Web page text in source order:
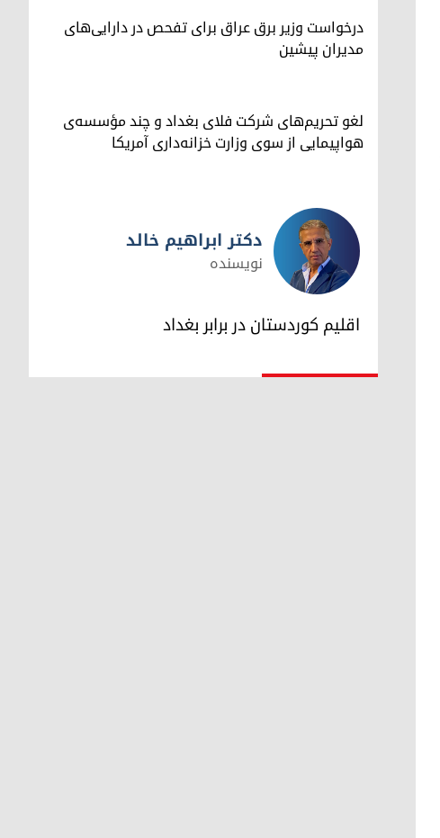
درخواست وزیر برق عراق برای تفحص در دارایی‌های
مدیران پیشین
لغو تحریم‌های شرکت فلای بغداد و چند مؤسسه‌ی
هواپیمایی از سوی وزارت خزانه‌داری آمریکا
دکتر ابراهیم خالد
دکتر ابراهیم خالد
نویسنده
اقلیم کوردستان در برابر بغداد